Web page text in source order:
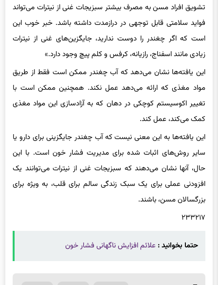
تشویق افراد مسن به مصرف بیشتر سبزیجات غنی از نیترات می‌تواند
فواید سلامتی قابل توجهی در درازمدت داشته باشد. خبر خوب این
است که اگر چغندر را دوست ندارید، جایگزین‌های غنی از نیترات
زیادی مانند اسفناج، رازیانه، کرفس و کلم پیچ وجود دارد.»
این یافته‌ها نشان می‌دهد که آب چغندر ممکن است فقط از طریق
مواد مغذی که ارائه می‌دهد عمل نکند. همچنین ممکن است با
تغییر اکوسیستم کوچکی در دهان که به آزادسازی این مواد مغذی
کمک می‌کند، عمل کند.
این یافته‌ها به این معنی نیست که آب چغندر جایگزینی برای دارو یا
سایر روش‌های اثبات شده برای مدیریت فشار خون است. با این
حال، آنها نشان می‌دهند که سبزیجات غنی از نیترات می‌توانند یک
افزودنی عملی برای یک سبک زندگی سالم برای قلب، به ویژه برای
بزرگسالان مسن، باشند.
۲۳۳۲۱۷
حتما بخوانید : علائم افزایش ناگهانی فشار خون